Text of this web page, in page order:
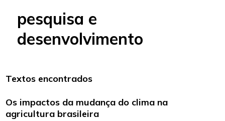
pesquisa e
desenvolvimento
Textos encontrados
Os impactos da mudança do clima na
agricultura brasileira